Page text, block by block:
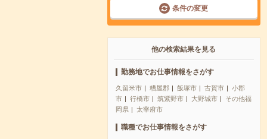
条件の変更
他の検索結果を見る
勤務地でお仕事情報をさがす
久留米市 糟屋郡 飯塚市 古賀市
小郡
市
行橋市 筑紫野市 大野城市
その他福
岡県
太宰府市
職種でお仕事情報をさがす